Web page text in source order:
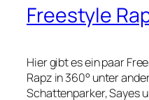
Freestyle
Hier gibt es ein paar
Rapz in 360° unter
Schattenparker, Sayes